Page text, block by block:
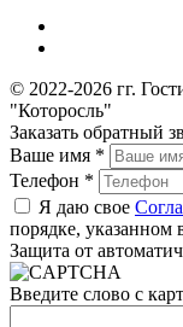
© 2022-2026 гг.
"Которосль"
Заказать обратный
Ваше имя *
Телефон *
Я даю свое
порядке, указанном
Защита от
Введите слово с